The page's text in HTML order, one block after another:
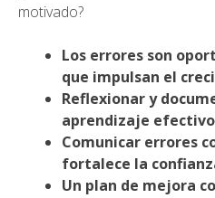
motivado?
Los errores son
que impulsan el
Reflexionar y
aprendizaje
Comunicar errores
fortalece la
Un plan de mejora